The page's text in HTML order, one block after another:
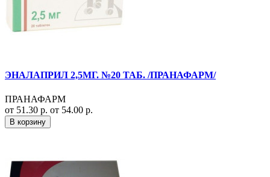
ЭНАЛАПРИЛ 2,5МГ. №20 ТАБ. /ПРАНАФАРМ/
ПРАНАФАРМ
от 51.30 р. от 54.00 р.
В корзину